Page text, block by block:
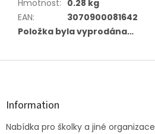
Hmotnost: 0.28 kg
EAN:
3070900081642
Položka byla vyprodána…
Z
Information
Nabídka pro školky a jiné organizace